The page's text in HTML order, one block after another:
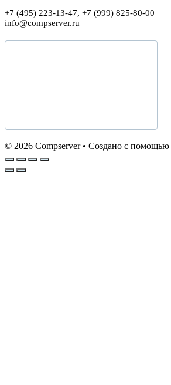
+7 (495) 223-13-47, +7 (999) 825-80-00
info@compserver.ru
© 2026 Compserver• Создано с помощью